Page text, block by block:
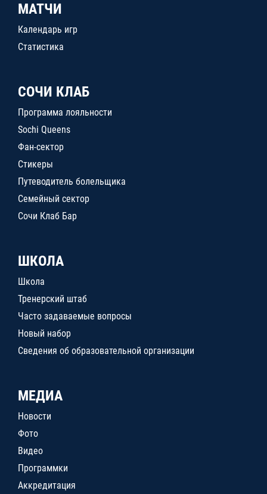
МАТЧИ
Календарь игр
Статистика
СОЧИ КЛАБ
Программа лояльности
Sochi Queens
Фан-сектор
Стикеры
Путеводитель болельщика
Семейный сектор
Сочи Клаб Бар
ШКОЛА
Школа
Тренерский штаб
Часто задаваемые вопросы
Новый набор
Сведения об образовательной организации
МЕДИА
Новости
Фото
Видео
Программки
Аккредитация